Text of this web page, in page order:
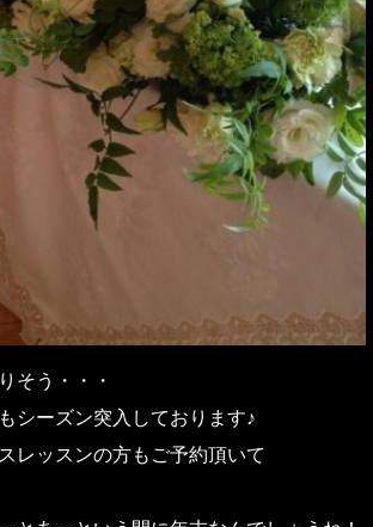
そう・・・
シーズン突入しております♪
レッスンの方もご予約頂いて